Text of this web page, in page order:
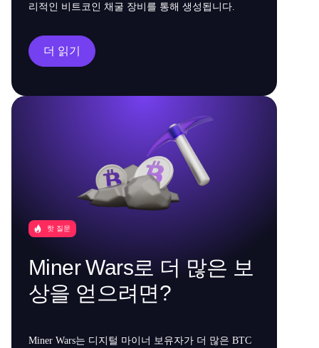
리적인 비트코인 채굴 장비를 통해 생성됩니다.
더 읽기
핫 질문
Miner Wars로 더 많은 보
상을 얻으려면?
Miner Wars는 디지털 마이너 보유자가 더 많은 BTC